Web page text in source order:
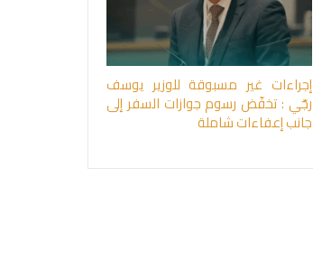
إجراءات غير مسبوقة للوزير يوسف
رجّي : تخفّض رسوم جوازات السفر إلى
جانب إعفاءات شاملة